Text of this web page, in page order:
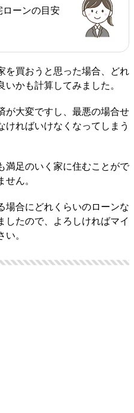
ローンの目安
を買おうと思った場合、どれ
いかも計算してみました。
が大変ですし、最悪の場合せ
ければいけなくなってしまう
満足のいく家に住むことがで
ん。
場合にどれくらいのローンな
したので、よろしければマイ
。